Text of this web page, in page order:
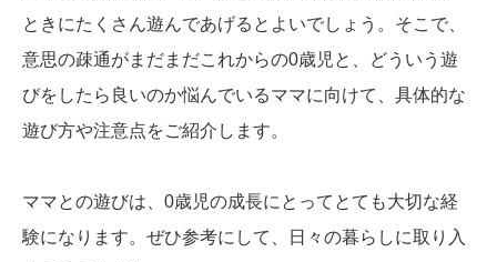
ときにたくさん遊んであげるとよいでしょう。そこで、
意思の疎通がまだまだこれからの0歳児と、どういう遊
びをしたら良いのか悩んでいるママに向けて、具体的な
遊び方や注意点をご紹介します。
ママとの遊びは、0歳児の成長にとってとても大切な経
験になります。ぜひ参考にして、日々の暮らしに取り入